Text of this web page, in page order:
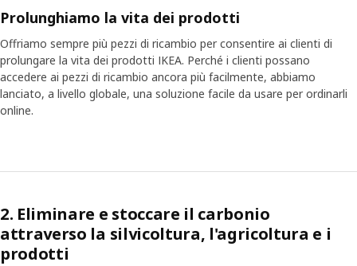
Prolunghiamo la vita dei prodotti
Offriamo sempre più pezzi di ricambio per consentire ai clienti di
prolungare la vita dei prodotti IKEA. Perché i clienti possano
accedere ai pezzi di ricambio ancora più facilmente, abbiamo
lanciato, a livello globale, una soluzione facile da usare per ordinarli
online.
2. Eliminare e stoccare il carbonio
attraverso la silvicoltura, l'agricoltura e i
prodotti